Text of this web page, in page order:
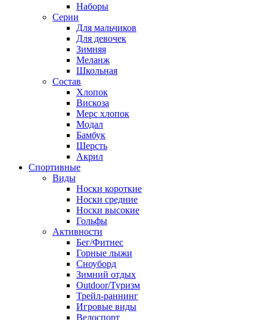
Наборы
Серии
Для мальчиков
Для девочек
Зимняя
Меланж
Школьная
Состав
Хлопок
Вискоза
Мерс хлопок
Модал
Бамбук
Шерсть
Акрил
Спортивные
Виды
Носки короткие
Носки средние
Носки высокие
Гольфы
Активности
Бег/Фитнес
Горные лыжи
Сноуборд
Зимний отдых
Outdoor/Туризм
Трейл-раннинг
Игровые виды
Велоспорт